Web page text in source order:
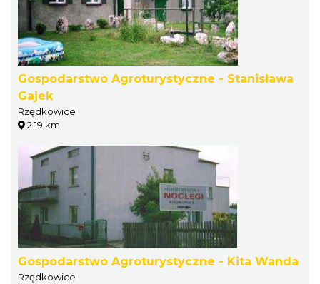
Gospodarstwo Agroturystyczne - Stanisława
Gajek
Rzędkowice
2.19 km
Gospodarstwo Agroturystyczne - Kita Wanda
Rzędkowice